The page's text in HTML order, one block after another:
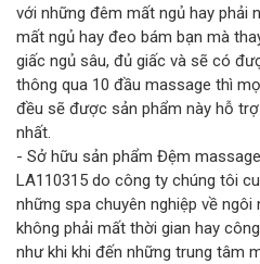
với những đêm mất ngủ hay phải
mất ngủ hay đeo bám bạn mà
giấc ngủ sâu, đủ giấc và sẽ có
thông qua 10 đầu massage thì
đều sẽ được sản phẩm này hỗ
nhất.
- Sở hữu sản phẩm Đệm
LA110315 do công ty chúng tôi
những spa chuyên nghiệp về ngôi
không phải mất thời gian hay
như khi khi đến những trung tâm